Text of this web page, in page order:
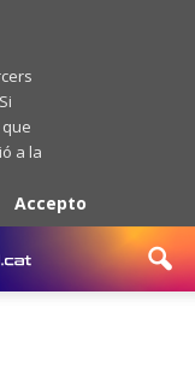
a la
Accepto